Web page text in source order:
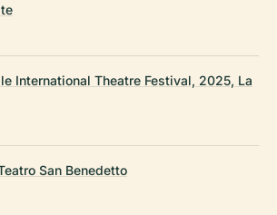
International Theatre Festival, 2025, La
San Benedetto